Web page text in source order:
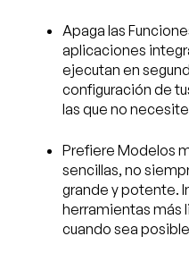
Apaga las
aplicaciones
ejecutan en
configuración de
las que no
Prefiere Modelos
sencillas, no
grande y potente.
herramientas más
cuando sea